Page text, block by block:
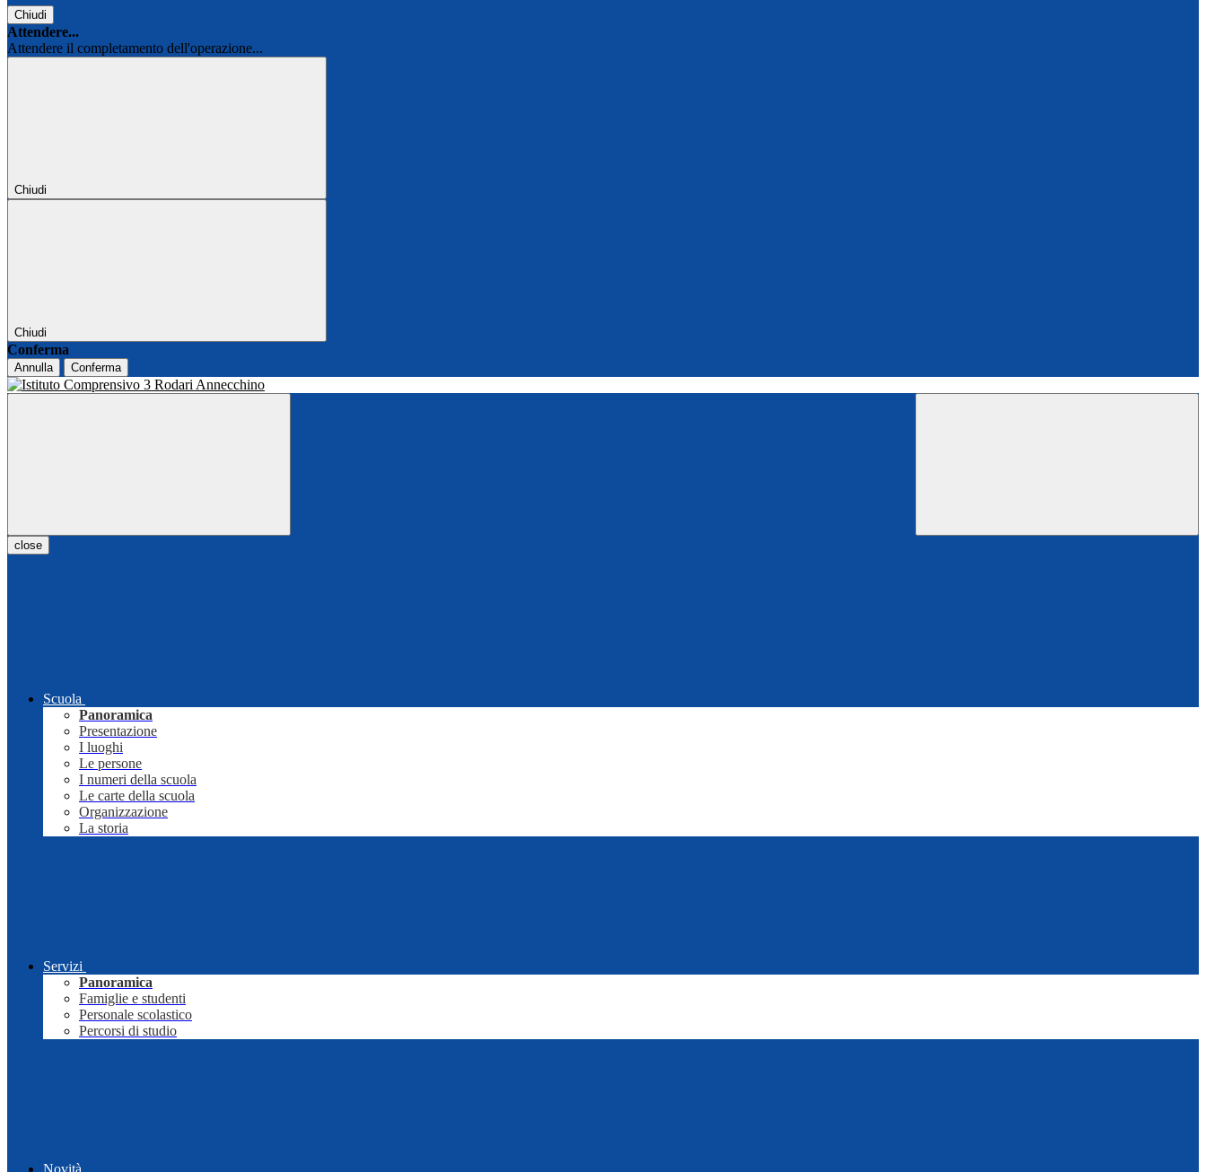
Chiudi
Attendere...
Attendere il completamento dell'operazione...
Chiudi
Chiudi
Conferma
Annulla Conferma
close
Scuola
Panoramica
Presentazione
I luoghi
Le persone
I numeri della scuola
Le carte della scuola
Organizzazione
La storia
Servizi
Panoramica
Famiglie e studenti
Personale scolastico
Percorsi di studio